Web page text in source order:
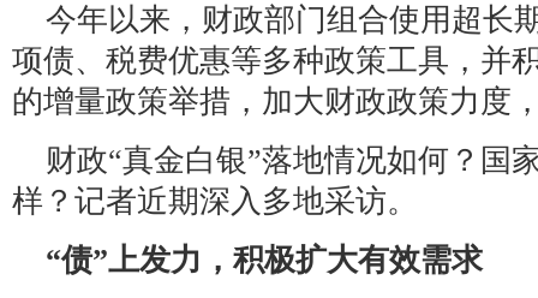
今年以来，财政部门组合使用超长
项债、税费优惠等多种政策工具，并
的增量政策举措，加大财政政策力度
财政“真金白银”落地情况如何？国
样？记者近期深入多地采访。
“债”上发力，积极扩大有效需求